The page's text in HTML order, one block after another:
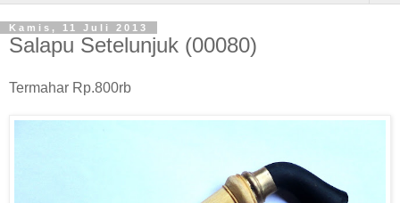
Kamis, 11 Juli 2013
Salapu Setelunjuk (00080)
Termahar Rp.800rb